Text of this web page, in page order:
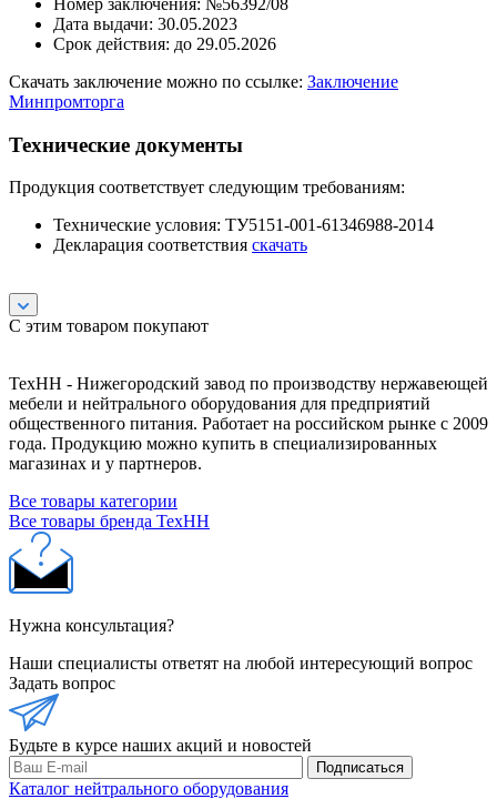
Номер заключения: №56392/08
Дата выдачи: 30.05.2023
Срок действия: до 29.05.2026
Скачать заключение можно по ссылке: Заключение
Минпромторга
Технические документы
Продукция соответствует следующим требованиям:
Технические условия: ТУ5151-001-61346988-2014
Декларация соответствия скачать
С этим товаром покупают
ТехНН - Нижегородский завод по производству нержавеющей
мебели и нейтрального оборудования для предприятий
общественного питания. Работает на российском рынке с 2009
года. Продукцию можно купить в специализированных
магазинах и у партнеров.
Все товары категории
Все товары бренда ТехНН
Нужна консультация?
Наши специалисты ответят на любой интересующий вопрос
Задать вопрос
Будьте в курсе наших акций и новостей
Подписаться
Каталог нейтрального оборудования